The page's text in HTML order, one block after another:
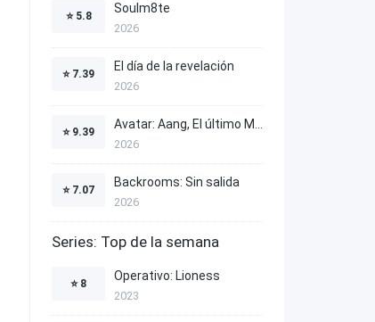
⭐ 5.8
Soulm8te
2026
⭐ 7.39
El día de la revelación
2026
⭐ 9.39
2026
⭐ 7.07
Backrooms: Sin salida
2026
Series: Top de la semana
⭐ 8
Operativo: Lioness
2023